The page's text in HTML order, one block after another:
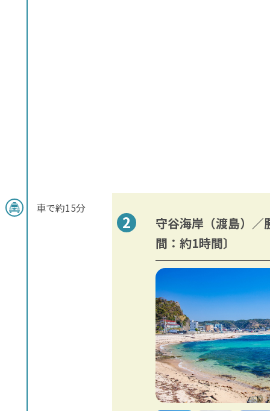
車で約15分
守谷海岸（渡島）／
間：約1時間〕